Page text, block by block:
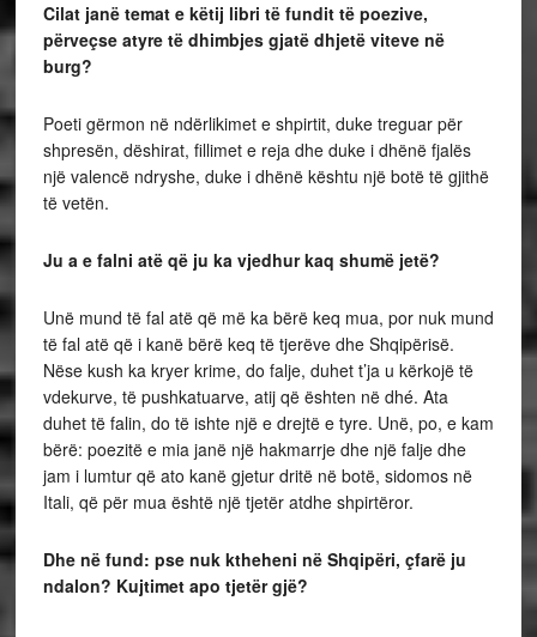
Cilat janë temat e këtij libri të fundit të poezive,
përveçse atyre të dhimbjes gjatë dhjetë viteve në
burg?
Poeti gërmon në ndërlikimet e shpirtit, duke treguar për
shpresën, dëshirat, fillimet e reja dhe duke i dhënë fjalës
një valencë ndryshe, duke i dhënë kështu një botë të gjithë
të vetën.
Ju a e falni atë që ju ka vjedhur kaq shumë jetë?
Unë mund të fal atë që më ka bërë keq mua, por nuk mund
të fal atë që i kanë bërë keq të tjerëve dhe Shqipërisë.
Nëse kush ka kryer krime, do falje, duhet t’ja u kërkojë të
vdekurve, të pushkatuarve, atij që ështen në dhé. Ata
duhet të falin, do të ishte një e drejtë e tyre. Unë, po, e kam
bërë: poezitë e mia janë një hakmarrje dhe një falje dhe
jam i lumtur që ato kanë gjetur dritë në botë, sidomos në
Itali, që për mua është një tjetër atdhe shpirtëror.
Dhe në fund: pse nuk ktheheni në Shqipëri, çfarë ju
ndalon? Kujtimet apo tjetër gjë?